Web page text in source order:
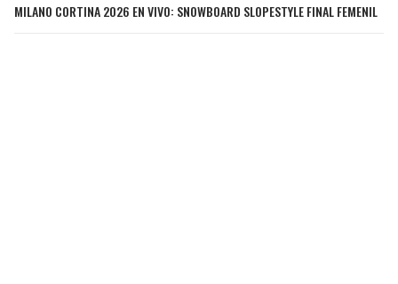
MILANO CORTINA 2026 EN VIVO: SNOWBOARD SLOPESTYLE FINAL FEMENIL